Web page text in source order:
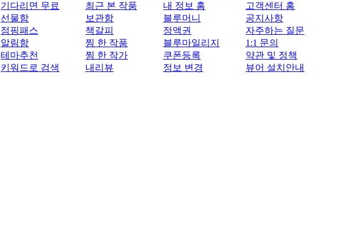
기다리면 무료
선물함
점핑패스
알림함
테마추천
키워드로 검색
최근 본 작품
보관함
책갈피
찜 한 작품
찜 한 작가
내리뷰
내 정보 홈
블루머니
정액권
블루마일리지
쿠폰등록
정보 변경
고객센터 홈
공지사항
자주하는 질문
1:1 문의
약관 및 정책
뷰어 설치안내